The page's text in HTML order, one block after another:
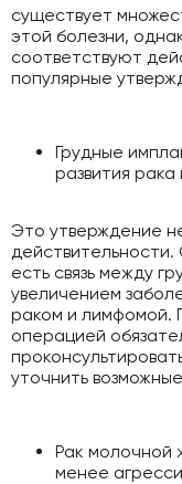
существует
этой болезни,
соответствуют
популярные
Грудные
развития
Это утверждение
есть связь между
увеличением
раком и лимфомой.
операцией
уточнить
Рак молочной
менее